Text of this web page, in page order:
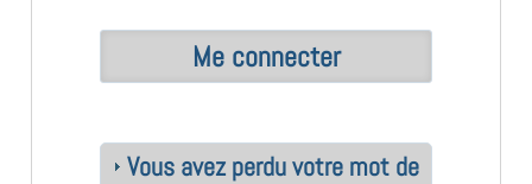
Vous avez perdu votre mot de